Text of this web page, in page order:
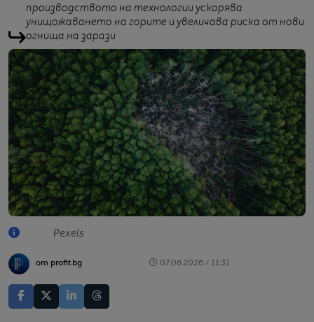
производството на технологии ускорява
унищожаването на горите и увеличава риска от нови
огнища на зарази
Pexels
от profit.bg 07.06.2026 / 11:31